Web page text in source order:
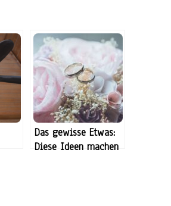
Das gewisse Etwas:
Diese Ideen machen